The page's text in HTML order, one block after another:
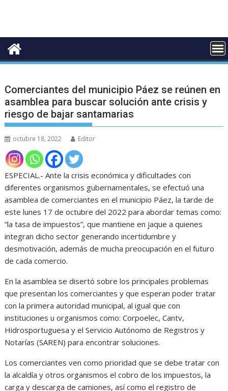
Comerciantes del municipio Páez se reúnen en
asamblea para buscar solución ante crisis y
riesgo de bajar santamarias
octubre 18, 2022 Editor
ESPECIAL.- Ante la crisis económica y dificultades con
diferentes organismos gubernamentales, se efectuó una
asamblea de comerciantes en el municipio Páez, la tarde de
este lunes 17 de octubre del 2022 para abordar temas como:
“la tasa de impuestos”, que mantiene en jaque a quienes
integran dicho sector generando incertidumbre y
desmotivación, además de mucha preocupación en el futuro
de cada comercio.
En la asamblea se disertó sobre los principales problemas
que presentan los comerciantes y que esperan poder tratar
con la primera autoridad municipal, al igual que con
instituciones u organismos como: Corpoelec, Cantv,
Hidrosportuguesa y el Servicio Autónomo de Registros y
Notarías (SAREN) para encontrar soluciones.
Los comerciantes ven como prioridad que se debe tratar con
la alcaldía y otros organismos el cobro de los impuestos, la
carga y descarga de camiones, así como el registro de